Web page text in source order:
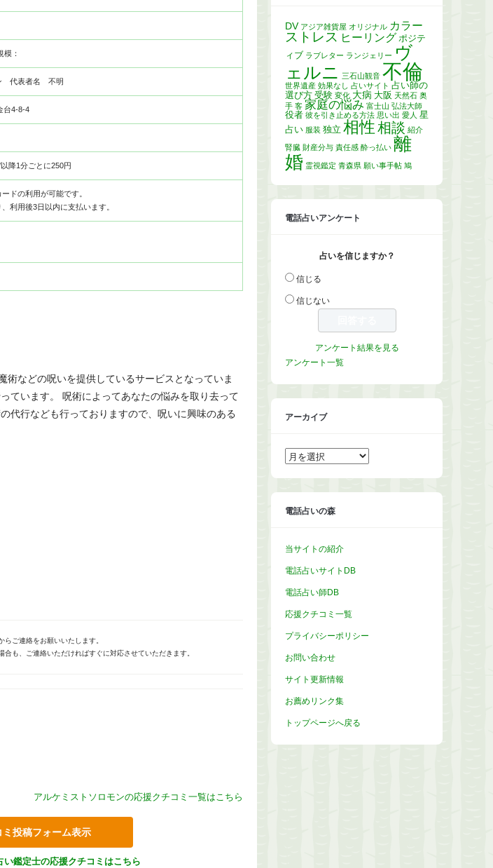
：
代表者名 不明
台4-8-4
降1分ごとに250円
ドの利用が可能です。
利用後3日以内に支払います。
術などの呪いを提供しているサービスとなっていま
ています。 呪術によってあなたの悩みを取り去って
代行なども行っておりますので、呪いに興味のある
らご連絡をお願いいたします。
も、ご連絡いただければすぐに対応させていただきます。
アルケミストソロモンの応援クチコミ一覧はこちら
ミ投稿フォーム表示
い鑑定士の応援クチコミはこちら
DV アジア雑貨屋 オリジナル カラー
ストレス ヒーリング ポジテ
ィブ ラブレター ランジェリー ヴ
ェルニ 三石山観音 不倫
世界遺産 効果なし 占いサイト 占い師の
選び方 受験 変化 大病 大阪 天然石 奥
手 客 家庭の悩み 富士山 弘法大師
役者 彼を引き止める方法 思い出 愛人 星
占い 服装 独立 相性相談 紹介
腎臓 財産分与 責任感 酔っ払い 離
婚 霊視鑑定 青森県 願い事手帖 鳩
電話占いアンケート
占いを信じますか？
信じる
信じない
アンケート結果を見る
アンケート一覧
アーカイブ
ア
ー
イ
電話占いの森
当サイトの紹介
電話占いサイトDB
電話占い師DB
応援クチコミ一覧
プライバシーポリシー
お問い合わせ
サイト更新情報
お薦めリンク集
トップページへ戻る